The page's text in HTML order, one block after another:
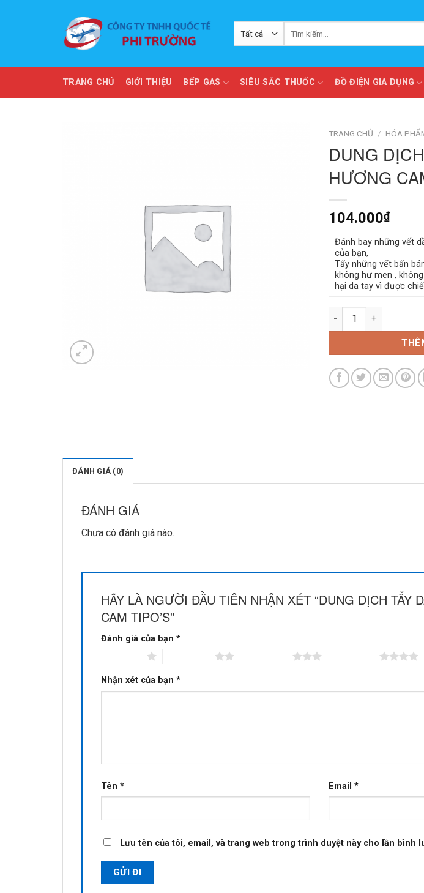
kiếm:
TRANG CHỦ GIỚI THIỆU BẾP GAS SIÊU SẮC THUỐC ĐỒ ĐIỆN GIA DỤNG
TRANG CHỦ / HÓA
DUNG
HƯƠNG
104.000₫
Đánh bay những vết
của bạn,
Tẩy những vết bẩn
không hư men ,
hại da tay vì được
Dung dịch tẩy dầu
ĐÁNH GIÁ (0)
ĐÁNH GIÁ
Chưa có đánh giá nào.
HÃY LÀ NGƯỜI ĐẦU TIÊN NHẬN XÉT “DUNG DỊCH TẨY
CAM TIPO’S”
Đánh giá của bạn *
Nhận xét của bạn *
Tên * Email *
Lưu tên của tôi, email, và trang web trong trình duyệt này cho lần bình